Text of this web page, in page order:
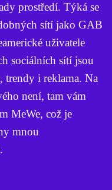
prostředí. Týká se
sítí jako GAB
uživatele
sociálních sítí jsou
trendy i reklama. Na
není, tam vám
MeWe, což je
mnou